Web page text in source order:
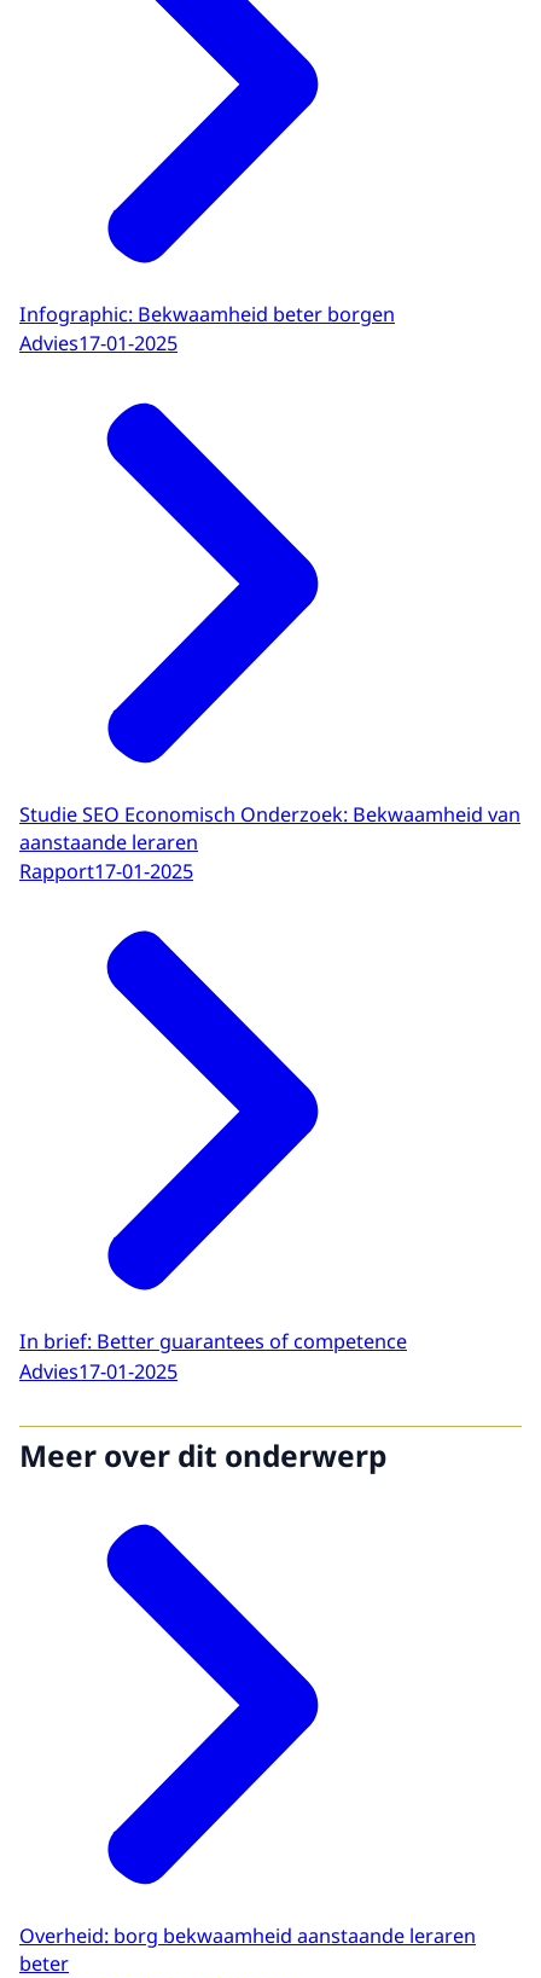
Infographic: Bekwaamheid beter borgen
Advies17-01-2025
Studie SEO Economisch Onderzoek: Bekwaamheid van
aanstaande leraren
Rapport17-01-2025
In brief: Better guarantees of competence
Advies17-01-2025
Meer over dit onderwerp
Overheid: borg bekwaamheid aanstaande leraren
beter